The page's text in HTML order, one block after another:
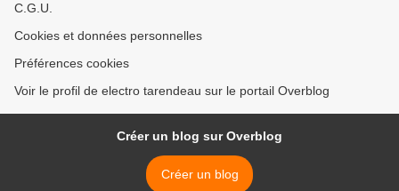
C.G.U.
Cookies et données personnelles
Préférences cookies
Voir le profil de electro tarendeau sur le portail Overblog
Créer un blog sur Overblog
Créer un blog